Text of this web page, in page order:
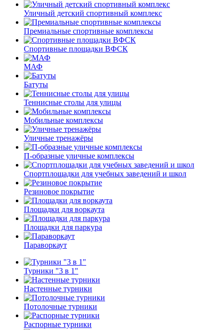
Уличный детский спортивный комплекс
Премиальные спортивные комплексы
Спортивные площадки ВФСК
МАФ
Батуты
Теннисные столы для улицы
Мобильные комплексы
Уличные тренажёры
П-образные уличные комплексы
Спортплощадки для учебных заведений и школ
Резиновое покрытие
Площадки для воркаута
Площадки для паркура
Параворкаут
Турники "3 в 1"
Настенные турники
Потолочные турники
Распорные турники